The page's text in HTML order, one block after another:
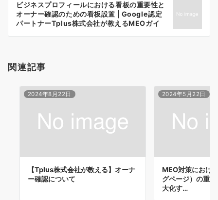
ン
ビジネスプロフィールにおける看板の重要性と
オーナー確認のための看板設置 | Google認定
パートナーTplus株式会社が教えるMEOガイ
関連記事
2024年8月22日
【Tplus株式会社が教える】オーナ
ー確認について
2024年5月22日
MEO対策におけ
グページ）の重
大化す…